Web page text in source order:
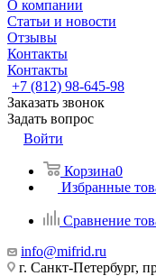
О компании
Статьи и новости
Отзывы
Контакты
Контакты
+7 (812) 98-645-98
Заказать звонок
Задать вопрос
Войти
Корзина0
Избранные
Сравнение
info@mifrid.ru
г. Санкт-Петербург,